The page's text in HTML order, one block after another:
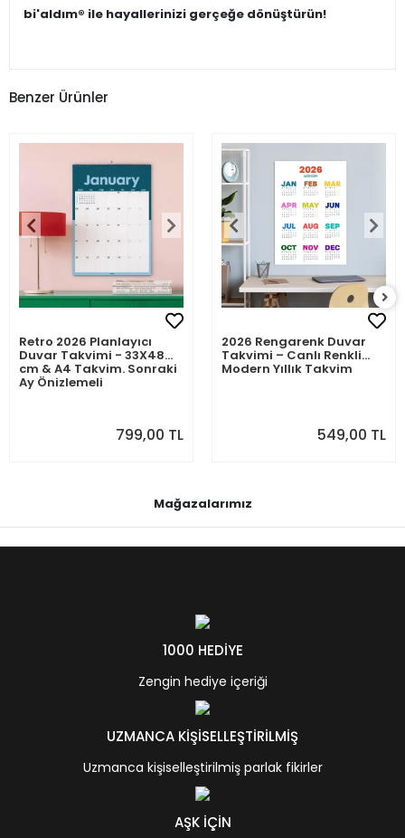
bi'aldım® ile hayallerinizi gerçeğe dönüştürün!
Benzer Ürünler
Retro 2026 Planlayıcı
Duvar Takvimi - 33X48
cm & A4 Takvim. Sonraki
Ay Önizlemeli
799,00 TL
2026 Rengarenk Duvar
Takvimi – Canlı Renkli
Modern Yıllık Takvim
549,00 TL
Mağazalarımız
1000 HEDİYE
Zengin hediye içeriği
UZMANCA KİŞİSELLEŞTİRİLMİŞ
Uzmanca kişiselleştirilmiş parlak fikirler
AŞK İÇİN